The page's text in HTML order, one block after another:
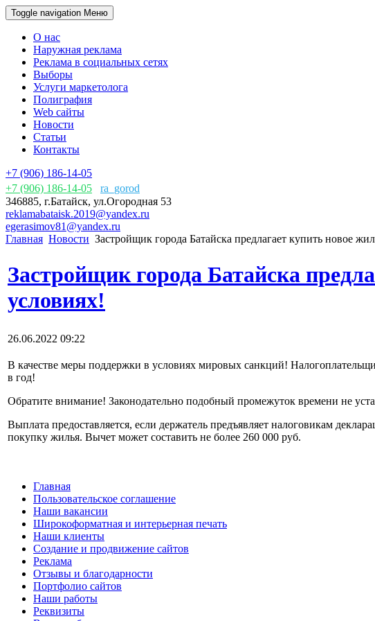
Toggle navigation Меню
О нас
Наружная реклама
Реклама в социальных сетях
Выборы
Услуги маркетолога
Полиграфия
Web сайты
Новости
Статьи
Контакты
+7 (906) 186-14-05
+7 (906) 186-14-05
ra_gorod
346885, г.Батайск, ул.Огородная 53
reklamabataisk.2019@yandex.ru
egerasimov81@yandex.ru
Главная Новости Застройщик города Батайска предлагает купить новое
Застройщик города Батайска
условиях!
26.06.2022 09:22
В качестве меры поддержки в условиях мировых санкций!
в год!
Обратите внимание! Законодательно подобный промежуток времени не
Выплата предоставляется, если держатель предъявляет налоговикам
покупку жилья. Вычет может составить не более 260 000 руб.
Главная
Пользовательское соглашение
Наши вакансии
Широкоформатная и интерьерная печать
Наши клиенты
Создание и продвижение сайтов
Реклама
Отзывы и благодарности
Портфолио сайтов
Наши работы
Реквизиты